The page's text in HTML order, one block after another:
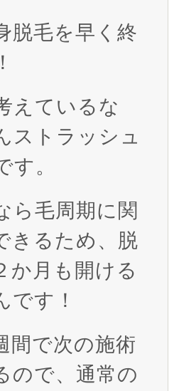
脱毛を早く終
えているな
ストラッシュ
す。
ら毛周期に関
きるため、脱
か月も開ける
です！
間で次の施術
ので、通常の